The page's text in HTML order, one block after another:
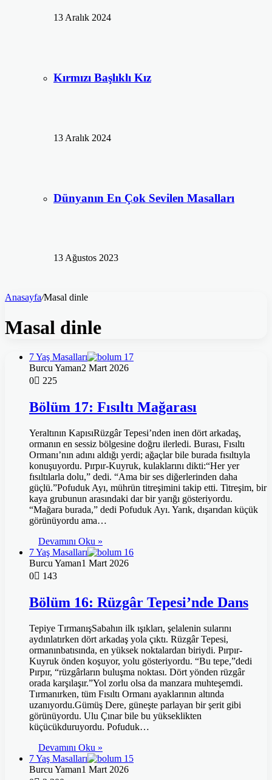
13 Aralık 2024
Kırmızı Başlıklı Kız
13 Aralık 2024
Dünyanın En Çok Sevilen Masalları
13 Ağustos 2023
Anasayfa/Masal dinle
Masal dinle
7 Yaş Masalları
Burcu Yaman2 Mart 2026
0
225
Bölüm 17: Fısıltı Mağarası
Yeraltının KapısıRüzgâr Tepesi’nden inen dört arkadaş,
ormanın en sessiz bölgesine doğru ilerledi. Burası, Fısıltı
Ormanı’nın adını aldığı yerdi; ağaçlar bile burada fısıltıyla
konuşuyordu. Pırpır-Kuyruk, kulaklarını dikti:“Her yer
fısıltılarla dolu,” dedi. “Ama bir ses diğerlerinden daha
güçlü.”Pofuduk Ayı, mührün titreşimini takip etti. Titreşim, bir
kaya grubunun arasındaki dar bir yarığı gösteriyordu.
“Mağara burada,” dedi Pofuduk Ayı. Yarık, dışarıdan küçük
görünüyordu ama…
Devamını Oku »
7 Yaş Masalları
Burcu Yaman1 Mart 2026
0
143
Bölüm 16: Rüzgâr Tepesi’nde Dans
Tepiye TırmanışSabahın ilk ışıkları, şelalenin sularını
aydınlatırken dört arkadaş yola çıktı. Rüzgâr Tepesi,
ormanınbatısında, en yüksek noktalardan biriydi. Pırpır-
Kuyruk önden koşuyor, yolu gösteriyordu. “Bu tepe,”dedi
Pırpır, “rüzgârların buluşma noktası. Dört yönden rüzgâr
orada karşılaşır.”Yol zorlu olsa da manzara muhteşemdi.
Tırmanırken, tüm Fısıltı Ormanı ayaklarının altında
uzanıyordu.Gümüş Dere, güneşte parlayan bir şerit gibi
görünüyordu. Ulu Çınar bile bu yükseklikten
küçücükduruyordu. Pofuduk…
Devamını Oku »
7 Yaş Masalları
Burcu Yaman1 Mart 2026